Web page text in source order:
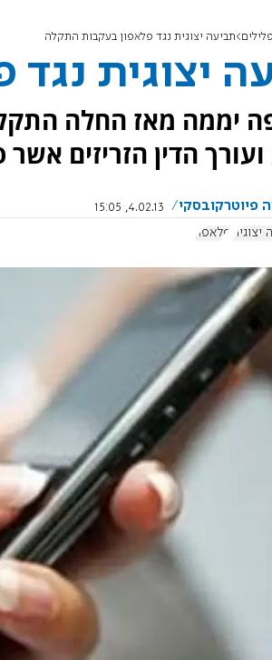
תביעה יצוגית נגד פלאפון בעקבות התקלה
יצוגית
יממה מאז החלה
הדין הזריזים
פיוטרקובסקי
4.02.13, 15:05
יצוגית
פלאפון